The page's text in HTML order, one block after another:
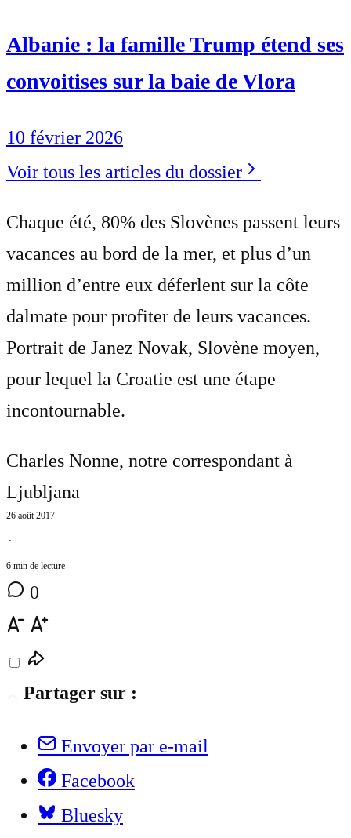
Albanie : la famille Trump étend ses
convoitises sur la baie de Vlora
10 février 2026
Voir tous les articles du dossier
Chaque été, 80% des Slovènes passent leurs
vacances au bord de la mer, et plus d’un
million d’entre eux déferlent sur la côte
dalmate pour profiter de leurs vacances.
Portrait de Janez Novak, Slovène moyen,
pour lequel la Croatie est une étape
incontournable.
Charles Nonne, notre correspondant à
Ljubljana
26 août 2017
⋅
6 min de lecture
0
Partager sur :
Envoyer par e-mail
Facebook
Bluesky